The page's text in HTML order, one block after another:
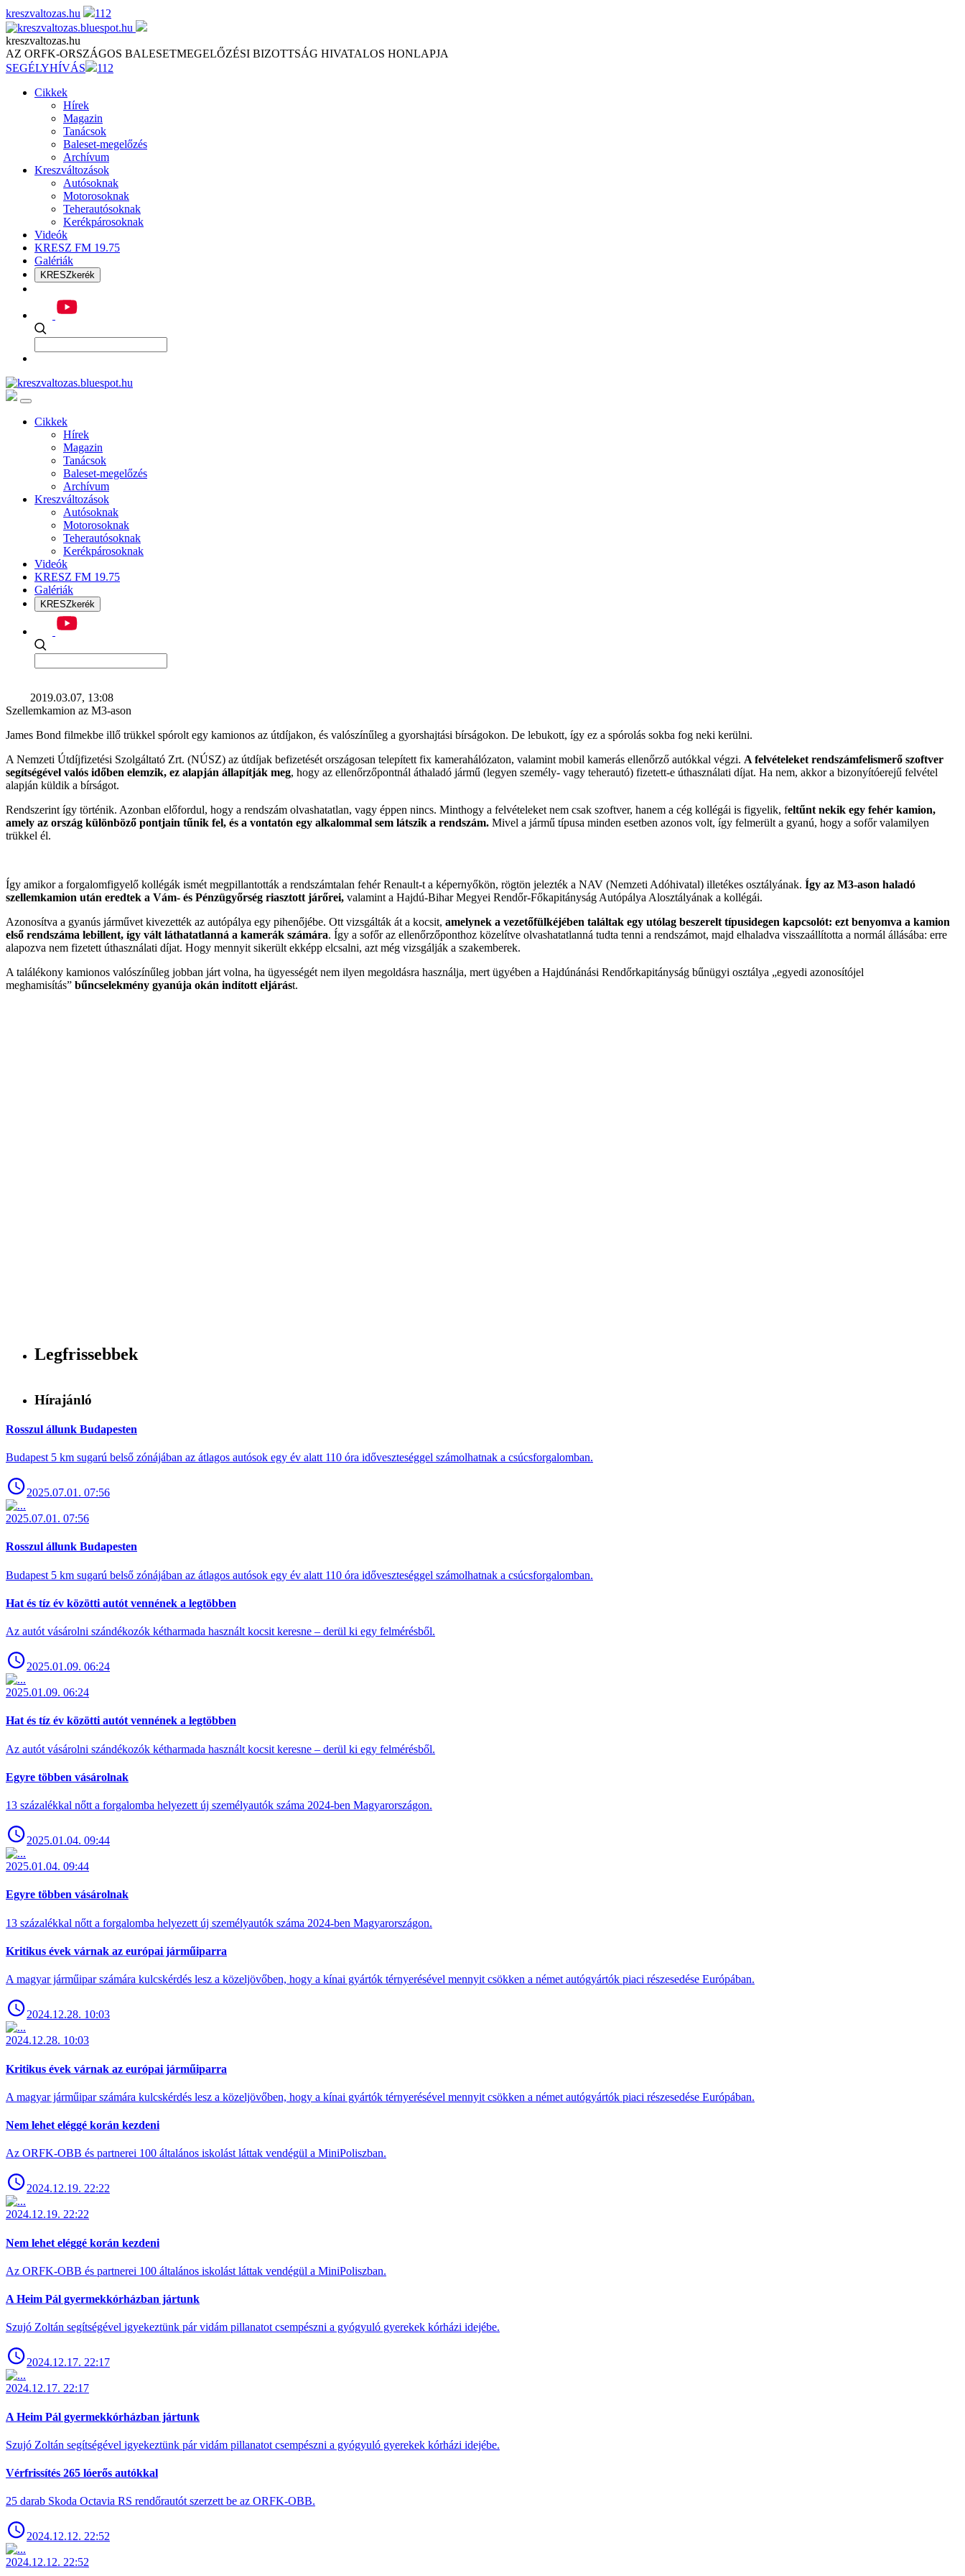
Skip
to
content
kreszvaltozas.hu 112
kreszvaltozas.hu
AZ ORFK-ORSZÁGOS BALESETMEGELŐZÉSI BIZOTTSÁG HIVATALOS HONLAPJA
SEGÉLYHÍVÁS
112
Cikkek
Hírek
Magazin
Tanácsok
Baleset-megelőzés
Archívum
Kreszváltozások
Autósoknak
Motorosoknak
Teherautósoknak
Kerékpárosoknak
Videók
KRESZ FM 19.75
Galériák
KRESZkerék
Cikkek
Hírek
Magazin
Tanácsok
Baleset-megelőzés
Archívum
Kreszváltozások
Autósoknak
Motorosoknak
Teherautósoknak
Kerékpárosoknak
Videók
KRESZ FM 19.75
Galériák
KRESZkerék
2019.03.07, 13:08
Szellemkamion az M3-ason
James Bond filmekbe illő trükkel spórolt egy kamionos az útdíjakon, és valószínűleg a gyorshajtási bírságokon. De lebukott, így ez a spórolás sokba fog neki kerülni.
A Nemzeti Útdíjfizetési Szolgáltató Zrt. (NÚSZ) az útdíjak befizetését országosan telepített fix kamerahálózaton, valamint mobil kamerás ellenőrző autókkal végzi. A felvételeket rendszámfelismerő szoftver
segítségével valós időben elemzik, ez alapján állapítják meg, hogy az ellenőrzőpontnál áthaladó jármű (legyen személy- vagy teherautó) fizetett-e úthasználati díjat. Ha nem, akkor a bizonyítóerejű felvétel
alapján küldik a bírságot.
Rendszerint így történik. Azonban előfordul, hogy a rendszám olvashatatlan, vagy éppen nincs. Minthogy a felvételeket nem csak szoftver, hanem a cég kollégái is figyelik, feltűnt nekik egy fehér kamion,
amely az ország különböző pontjain tűnik fel, és a vontatón egy alkalommal sem látszik a rendszám. Mivel a jármű típusa minden esetben azonos volt, így felmerült a gyanú, hogy a sofőr valamilyen
trükkel él.
Így amikor a forgalomfigyelő kollégák ismét megpillantották a rendszámtalan fehér Renault-t a képernyőkön, rögtön jelezték a NAV (Nemzeti Adóhivatal) illetékes osztályának. Így az M3-ason haladó
szellemkamion után eredtek a Vám- és Pénzügyőrség riasztott járőrei, valamint a Hajdú-Bihar Megyei Rendőr-Főkapitányság Autópálya Alosztályának a kollégái.
Azonosítva a gyanús járművet kivezették az autópálya egy pihenőjébe. Ott vizsgálták át a kocsit, amelynek a vezetőfülkéjében találtak egy utólag beszerelt típusidegen kapcsolót: ezt benyomva a kamion
első rendszáma lebillent, így vált láthatatlanná a kamerák számára. Így a sofőr az ellenőrzőponthoz közelítve olvashatatlanná tudta tenni a rendszámot, majd elhaladva visszaállította a normál állásába: erre
alapozva nem fizetett úthasználati díjat. Hogy mennyit sikerült ekképp elcsalni, azt még vizsgálják a szakemberek.
A találékony kamionos valószínűleg jobban járt volna, ha ügyességét nem ilyen megoldásra használja, mert ügyében a Hajdúnánási Rendőrkapitányság bűnügyi osztálya „egyedi azonosítójel
meghamisítás” bűncselekmény gyanúja okán indított eljárást.
Legfrissebbek
Hírajánló
Rosszul állunk Budapesten
Budapest 5 km sugarú belső zónájában az átlagos autósok egy év alatt 110 óra időveszteséggel számolhatnak a csúcsforgalomban.
2025.07.01. 07:56
2025.07.01. 07:56
Rosszul állunk Budapesten
Budapest 5 km sugarú belső zónájában az átlagos autósok egy év alatt 110 óra időveszteséggel számolhatnak a csúcsforgalomban.
Hat és tíz év közötti autót vennének a legtöbben
Az autót vásárolni szándékozók kétharmada használt kocsit keresne – derül ki egy felmérésből.
2025.01.09. 06:24
2025.01.09. 06:24
Hat és tíz év közötti autót vennének a legtöbben
Az autót vásárolni szándékozók kétharmada használt kocsit keresne – derül ki egy felmérésből.
Egyre többen vásárolnak
13 százalékkal nőtt a forgalomba helyezett új személyautók száma 2024-ben Magyarországon.
2025.01.04. 09:44
2025.01.04. 09:44
Egyre többen vásárolnak
13 százalékkal nőtt a forgalomba helyezett új személyautók száma 2024-ben Magyarországon.
Kritikus évek várnak az európai járműiparra
A magyar járműipar számára kulcskérdés lesz a közeljövőben, hogy a kínai gyártók térnyerésével mennyit csökken a német autógyártók piaci részesedése Európában.
2024.12.28. 10:03
2024.12.28. 10:03
Kritikus évek várnak az európai járműiparra
A magyar járműipar számára kulcskérdés lesz a közeljövőben, hogy a kínai gyártók térnyerésével mennyit csökken a német autógyártók piaci részesedése Európában.
Nem lehet eléggé korán kezdeni
Az ORFK-OBB és partnerei 100 általános iskolást láttak vendégül a MiniPoliszban.
2024.12.19. 22:22
2024.12.19. 22:22
Nem lehet eléggé korán kezdeni
Az ORFK-OBB és partnerei 100 általános iskolást láttak vendégül a MiniPoliszban.
A Heim Pál gyermekkórházban jártunk
Szujó Zoltán segítségével igyekeztünk pár vidám pillanatot csempészni a gyógyuló gyerekek kórházi idejébe.
2024.12.17. 22:17
2024.12.17. 22:17
A Heim Pál gyermekkórházban jártunk
Szujó Zoltán segítségével igyekeztünk pár vidám pillanatot csempészni a gyógyuló gyerekek kórházi idejébe.
Vérfrissítés 265 lóerős autókkal
25 darab Skoda Octavia RS rendőrautót szerzett be az ORFK-OBB.
2024.12.12. 22:52
2024.12.12. 22:52